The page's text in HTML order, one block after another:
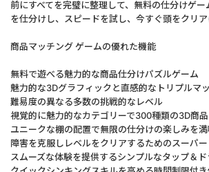
前にすべてを完璧に整理して、無料の仕分けゲ
を仕分けし、スピードを試し、今すぐ頭をクリア
商品マッチング ゲームの優れた機能
無料で遊べる魅力的な商品仕分けパズルゲーム
魅力的な3Dグラフィックと直感的なトリプルマ
難易度の異なる多数の挑戦的なレベル
視覚的に魅力的なカテゴリーで300種類の3D商
ユニークな棚の配置で無限の仕分けの楽しみを
障害を克服しレベルをクリアするためのスーパー
スムーズな体験を提供するシンプルなタップ＆